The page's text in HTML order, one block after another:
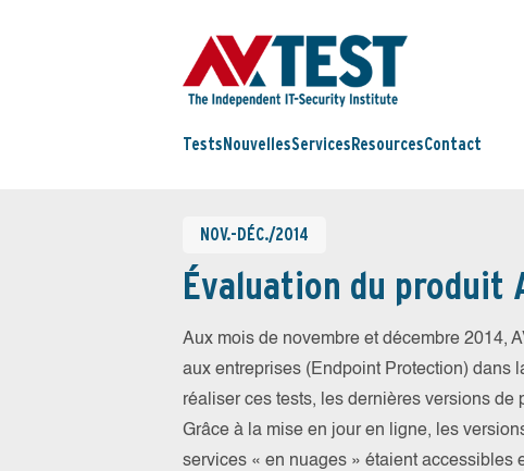
Tests NouvellesServices ResourcesContact
NOV.-DÉC./2014
Évaluation du produit
Aux mois de novembre et décembre 2014,
aux entreprises (Endpoint Protection) dans
réaliser ces tests, les dernières versions
Grâce à la mise en jour en ligne, les
services « en nuages » étaient accessibles